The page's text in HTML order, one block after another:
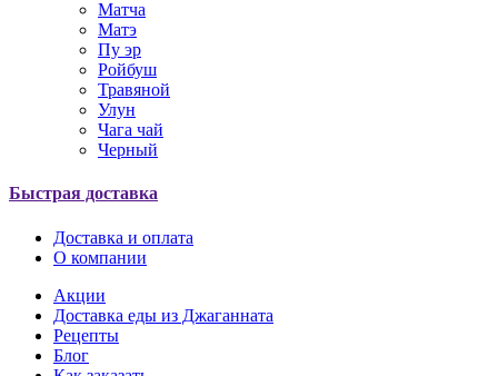
Матча
Матэ
Пу эр
Ройбуш
Травяной
Улун
Чага чай
Черный
Быстрая доставка
Доставка и оплата
О компании
Акции
Доставка еды из Джаганната
Рецепты
Блог